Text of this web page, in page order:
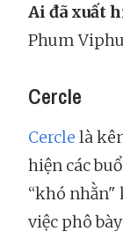
Ai đã xuất
Phum
Cercle
Cercle là
hiện các
“khó nhằn"
việc phô